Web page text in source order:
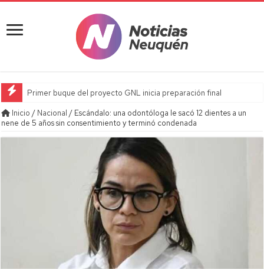
Primer buque del proyecto GNL inicia preparación final
Inicio / Nacional / Escándalo: una odontóloga le sacó 12 dientes a un
nene de 5 años sin consentimiento y terminó condenada